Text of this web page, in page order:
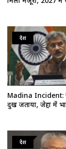
देश
Madina
दुख जताया, जेद्दा में
देश